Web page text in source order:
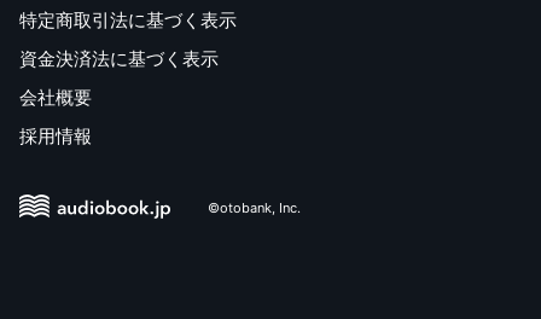
特定商取引法に基づく表示
資金決済法に基づく表示
会社概要
採用情報
©otobank, Inc.